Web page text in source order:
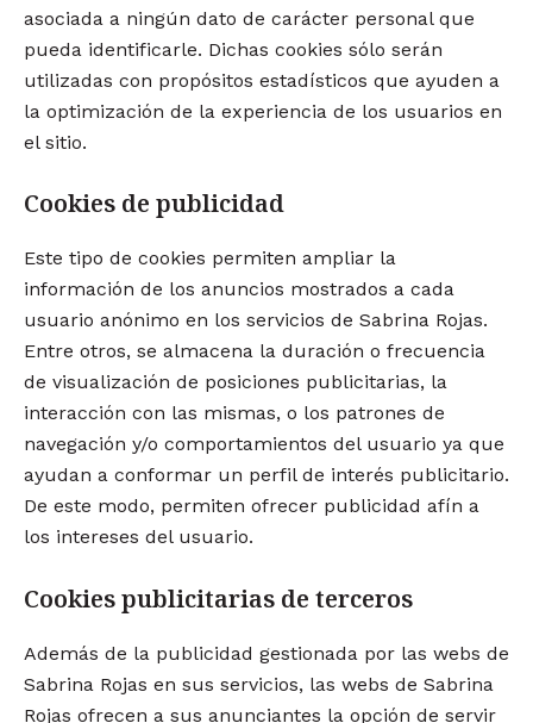
asociada a ningún dato de carácter personal que
pueda identificarle. Dichas cookies sólo serán
utilizadas con propósitos estadísticos que ayuden a
la optimización de la experiencia de los usuarios en
el sitio.
Cookies de publicidad
Este tipo de cookies permiten ampliar la
información de los anuncios mostrados a cada
usuario anónimo en los servicios de Sabrina Rojas.
Entre otros, se almacena la duración o frecuencia
de visualización de posiciones publicitarias, la
interacción con las mismas, o los patrones de
navegación y/o comportamientos del usuario ya que
ayudan a conformar un perfil de interés publicitario.
De este modo, permiten ofrecer publicidad afín a
los intereses del usuario.
Cookies publicitarias de terceros
Además de la publicidad gestionada por las webs de
Sabrina Rojas en sus servicios, las webs de Sabrina
Rojas ofrecen a sus anunciantes la opción de servir